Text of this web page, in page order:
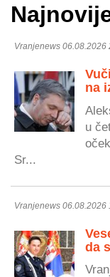
Vranjenews 06.08.2026
na
u
Sr...
Vranjenews 06.08.2026
da